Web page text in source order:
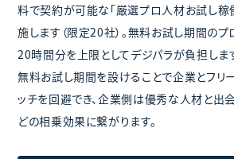
料で契約が可能な「厳選プロ人材お試し稼
施します（限定20社）。無料お試し期間の
20時間分を上限としてデジパラが負担します
無料お試し期間を設けることで企業とフリ
ッチを回避でき、企業側は優秀な人材と出
どの相乗効果に繋がります。